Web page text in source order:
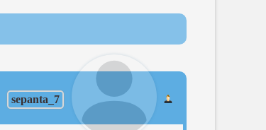
sepanta_7